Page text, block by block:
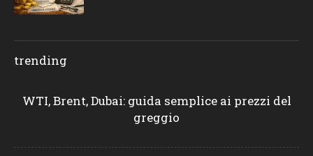
trending
WTI, Brent, Dubai: guida semplice ai prezzi del
greggio